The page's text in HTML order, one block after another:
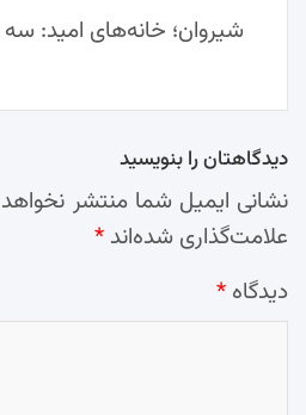
شیروان؛ خانه‌های امید: سه
دیدگاهتان را بنویسید
نشانی ایمیل شما منتشر
علامت‌گذاری شده‌اند *
دیدگاه *